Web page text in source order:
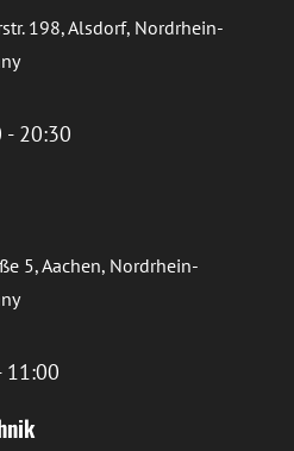
198, Alsdorf, Nordrhein-
- 20:30
5, Aachen, Nordrhein-
11:00